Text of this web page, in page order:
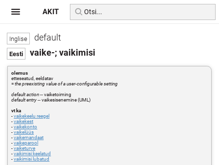
default
vaike-; vaikimisi
olemus
etteseatud, eeldatav
=the preexisting value of a user-configurable setting
default action-- vaiketoiming
default entry-- vaikesisenemine (UML)
vt ka
-vaikekeelu reegel
-vaikekest
-vaikekonto
-vaikelüüs
-vaikemandaat
-vaikeparool
-vaiketurve
-vaikimisi keelatud
-vaikimisi lubatud
AKIT